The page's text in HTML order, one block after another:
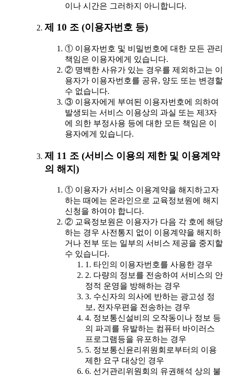
이나 시간은 그러하지 아니합니다.
제 10 조 (이용자번호 등)
① 이용자번호 및 비밀번호에 대한 모든 관리
책임은 이용자에게 있습니다.
② 명백한 사유가 있는 경우를 제외하고는 이
용자가 이용자번호를 공유, 양도 또는 변경할
수 없습니다.
③ 이용자에게 부여된 이용자번호에 의하여
발생되는 서비스 이용상의 과실 또는 제3자
에 의한 부정사용 등에 대한 모든 책임은 이
용자에게 있습니다.
제 11 조 (서비스 이용의 제한 및 이용계약
의 해지)
① 이용자가 서비스 이용계약을 해지하고자
하는 때에는 온라인으로 교육정보원에 해지
신청을 하여야 합니다.
② 교육정보원은 이용자가 다음 각 호에 해당
하는 경우 사전통지 없이 이용계약을 해지하
거나 전부 또는 일부의 서비스 제공을 중지할
수 있습니다.
1. 타인의 이용자번호를 사용한 경우
2. 다량의 정보를 전송하여 서비스의 안
정적 운영을 방해하는 경우
3. 수신자의 의사에 반하는 광고성 정
보, 전자우편을 전송하는 경우
4. 정보통신설비의 오작동이나 정보 등
의 파괴를 유발하는 컴퓨터 바이러스
프로그램등을 유포하는 경우
5. 정보통신윤리위원회로부터의 이용
제한 요구 대상인 경우
6. 선거관리위원회의 유권해석 상의 불